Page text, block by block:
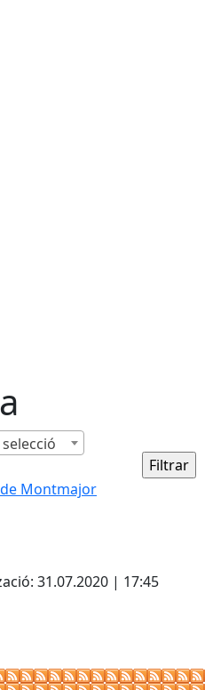
selecció
Montmajor
31.07.2020 | 17:45